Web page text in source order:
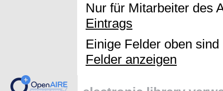
Nur für Mitarbeiter des
Eintrags
Einige Felder oben
Felder anzeigen